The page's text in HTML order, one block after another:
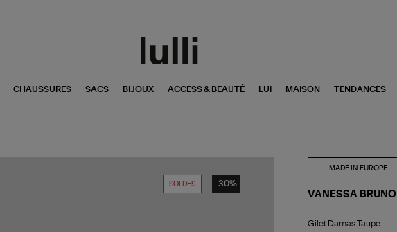
CHAUSSURES SACS BIJOUX ACCESS & BEAUTÉ LUI MAISON TENDANCES
SOLDES -30%
MADE IN EUROPE
VANESSA BRUNO
Damas
Gilet Damas Taupe